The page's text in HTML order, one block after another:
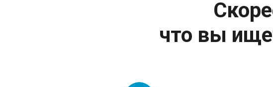
что вы